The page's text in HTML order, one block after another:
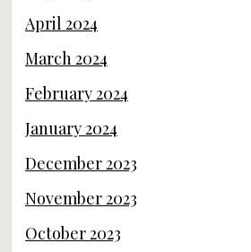
April 2024
March 2024
February 2024
January 2024
December 2023
November 2023
October 2023